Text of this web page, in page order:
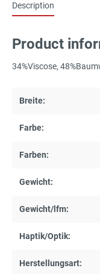
Description
Product
34%Viscose,
Breite:
Farbe:
Farben:
Gewicht:
Gewicht/lfm:
Haptik/Optik:
Herstellungsart: